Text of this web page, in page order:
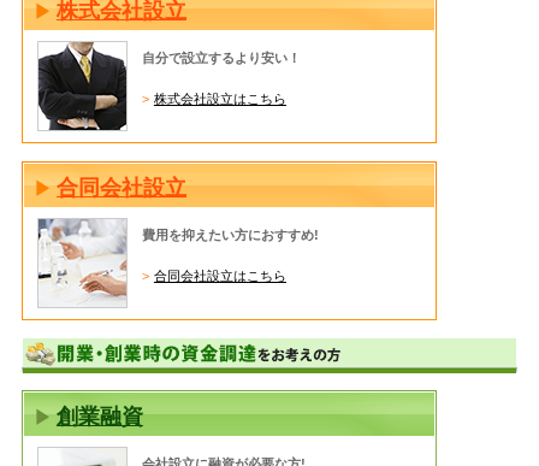
株式会社設立
自分で設立するより安い！
株式会社設立はこちら
合同会社設立
費用を抑えたい方におすすめ!
合同会社設立はこちら
創業融資